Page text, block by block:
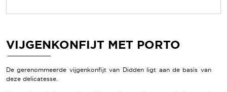
VIJGENKONFIJT MET PORTO
De gerenommeerde vijgenkonfijt van Didden ligt aan de basis van
deze delicatesse.